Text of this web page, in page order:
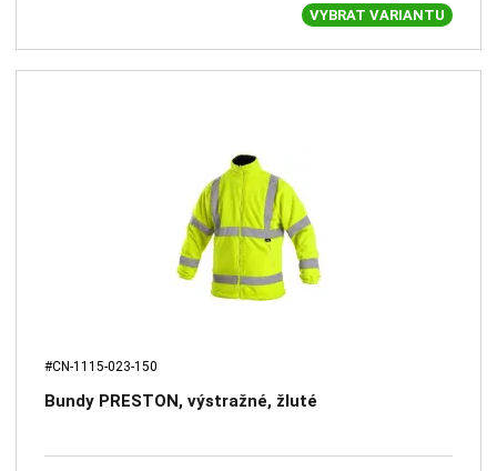
VYBRAT VARIANTU
#CN-1115-023-150
Bundy PRESTON, výstražné, žluté